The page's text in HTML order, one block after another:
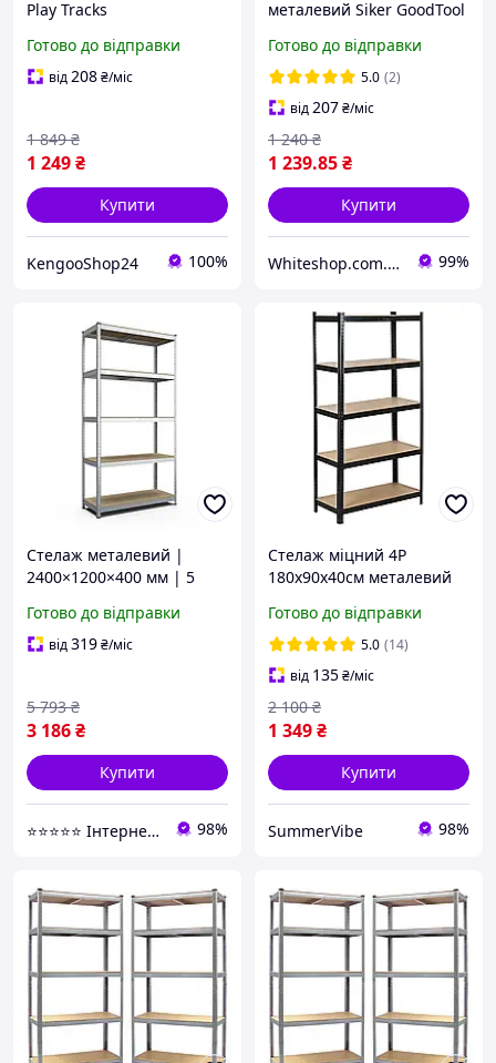
Play Tracks
автомобільною трасою
для маленьких водіїв
Готово до відправки
від208₴/міс
1 249₴
1 849 ₴
Купити
KengooShop24 100%
металевий Siker GoodTool
з полицями для гаража
W_5656
Готово до відправки
5.0 (2)
від207₴/міс
1 239.85₴
1 240 ₴
Купити
Whiteshop.com.ua 99%
Стелаж металевий |
2400×1200×400 мм | 5
Оцинкований | Стандарт
ОД | 220 кг/полицю |
Готово до відправки
від319₴/міс
3 186₴
5 793 ₴
Купити
⭐️⭐️⭐️⭐️⭐️ Інтернет-магазин "BORO" 98%
Стелаж міцний 4Р
180х90х40см металевий
стелаж поличний для
складу комори гаража
майстерні будинку офісу
Готово до відправки
5.0 (14)
від 135₴/міс
1 349₴
2 100 ₴
Купити
SummerVibe 98%